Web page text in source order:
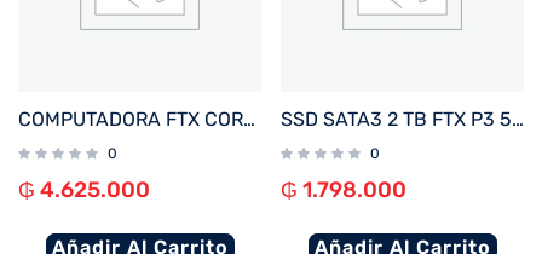
COMPUTADORA FTX CORE MAX I5/480SSD/8G+ MON 22″+ UPS 600+ TECLADO+ MOU+ SPK+ FILTRO
0
₲ 4.625.000
Añadir Al Carrito
SSD SATA3 2 TB FTX P3 550/470 127154
0
₲ 1.798.000
Añadir Al Carrito